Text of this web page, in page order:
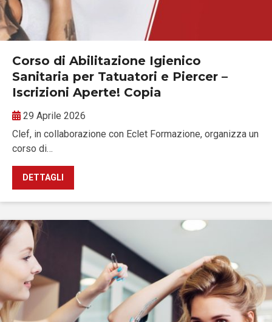
Corso di Abilitazione Igienico
Sanitaria per Tatuatori e Piercer –
Iscrizioni Aperte! Copia
29 Aprile 2026
Clef, in collaborazione con Eclet Formazione, organizza un
corso di…
DETTAGLI